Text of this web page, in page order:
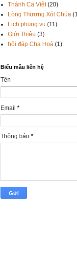
Thánh Ca Việt (20)
Lòng Thương Xót Chúa
Lịch phụng vụ (11)
Giới Thiệu (3)
hỏi đáp Cha Hoà (1)
Biểu mẫu liên hệ
Tên
Email *
Thông báo *